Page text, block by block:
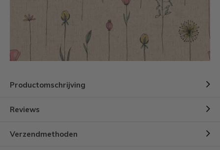
Productomschrijving
Reviews
Verzendmethoden